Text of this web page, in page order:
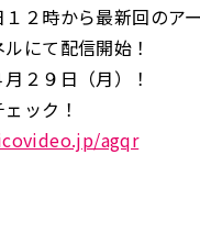
２時から最新回のア
にて配信開始！
２９日（月）！
ック！
agqr